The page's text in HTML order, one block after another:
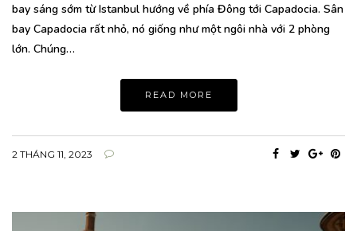
bay sáng sớm từ Istanbul hướng về phía Đông tới Capadocia. Sân
bay Capadocia rất nhỏ, nó giống như một ngôi nhà với 2 phòng
lớn. Chúng…
READ MORE
2 THÁNG 11, 2023